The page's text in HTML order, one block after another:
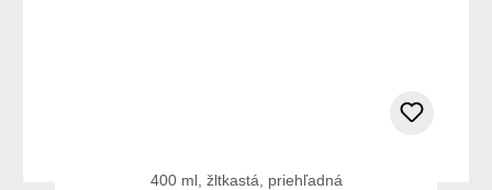
400 ml, žltkastá, priehľadná